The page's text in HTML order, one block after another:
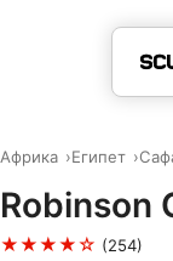
Африка Египет
Robinson
★★★★☆ (254)